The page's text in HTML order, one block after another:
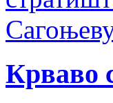
Крваво